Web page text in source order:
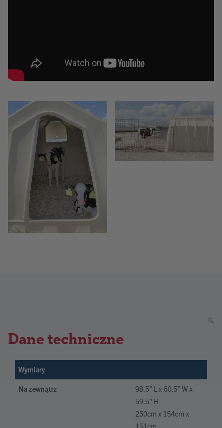
Dane techniczne
Wymiary
Na zewnątrz
98.5” L x 60.5” W x
59.5” H
250cm x 154cm x
151cm